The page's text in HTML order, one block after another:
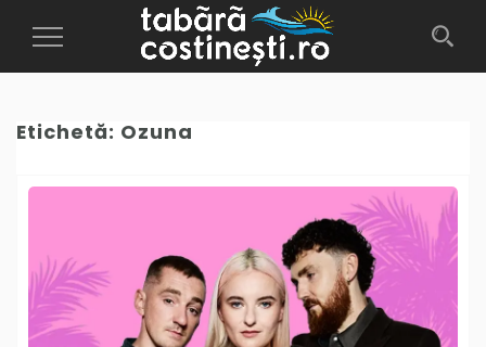
Toggle
Etichetă: Ozuna